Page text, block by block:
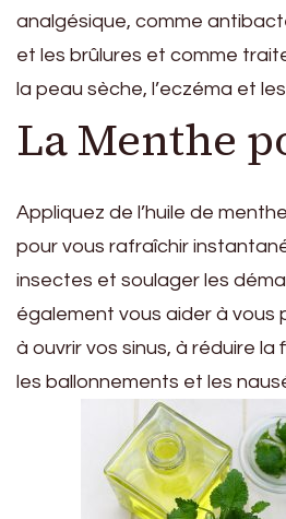
analgésique, comme
et les brûlures et comme
la peau sèche, l’eczéma et
La Menthe
Appliquez de l’huile de
pour vous rafraîchir
insectes et soulager les
également vous aider à vous
à ouvrir vos sinus, à réduire
les ballonnements et les